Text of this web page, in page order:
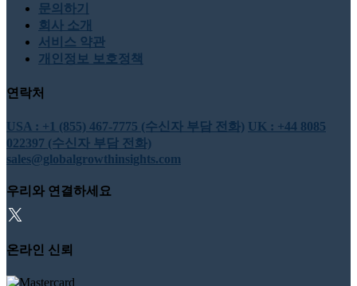
문의하기
회사 소개
서비스 약관
개인정보 보호정책
연락처
USA : +1 (855) 467-7775 (수신자 부담 전화) UK : +44 8085
022397 (수신자 부담 전화)
sales@globalgrowthinsights.com
우리와 연결하세요
온라인 신뢰